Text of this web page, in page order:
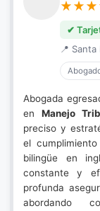
✔
📍
Abogada
enManejo
preciso y
el
bilingüe en
constante y
profunda
abordando